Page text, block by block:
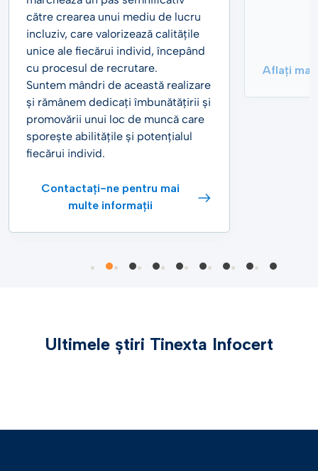
către crearea unui mediu de lucru
incluziv, care valorizează calitățile
unice ale fiecărui individ, începând
cu procesul de recrutare.
Suntem mândri de această realizare
și rămânem dedicați îmbunătățirii și
promovării unui loc de muncă care
sporește abilitățile și potențialul
fiecărui individ.
Contactați-ne pentru mai
multe informații
Aflați mai
Ultimele știri Tinexta Infocert